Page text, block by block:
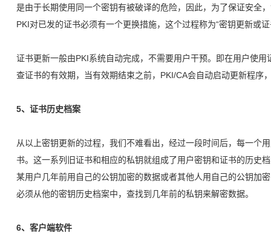
是由于长期使用同一个密钥有被破译的危险，因此，为了保证安全
PKI对已发的证书必须有一个更换措施，这个过程称为“密钥更新或
证书更新一般由PKI系统自动完成，不需要用户干预。即在用户使
查证书的有效期，当有效期结束之前，PKI/CA会自动启动更新程序
5、证书历史档案
从以上密钥更新的过程，我们不难看出，经过一段时间后，每一个
书。这一系列旧证书和相应的私钥就组成了用户密钥和证书的历史
某用户几年前用自己的公钥加密的数据或者其他人用自己的公钥加
必须从他的密钥历史档案中，查找到几年前的私钥来解密数据。
6、客户端软件